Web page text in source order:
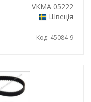
VKMA 05222
Швеція
Код: 45084-9